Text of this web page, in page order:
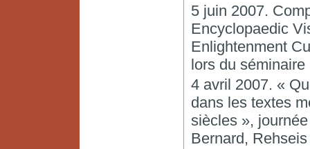
5 juin 2007.
Encyclopaedic
Enlightenment
lors du
4 avril 2007. «
dans les textes
siècles »,
Bernard,